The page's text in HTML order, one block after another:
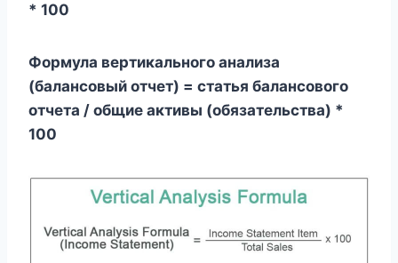
* 100
Формула вертикального анализа
(балансовый отчет) = статья балансового
отчета / общие активы (обязательства) *
100